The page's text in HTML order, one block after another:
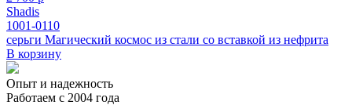
Shadis
1001-0110
серьги Магический космос из стали cо вставкой из нефрита
В корзину
Опыт и надежность
Работаем с 2004 года